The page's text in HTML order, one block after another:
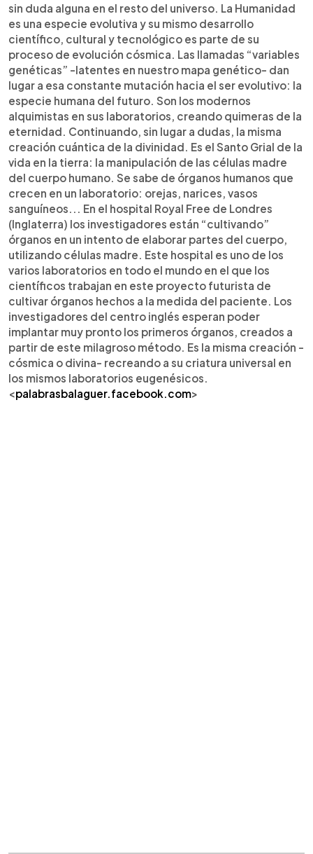
sin duda alguna en el resto del universo. La Humanidad
es una especie evolutiva y su mismo desarrollo
científico, cultural y tecnológico es parte de su
proceso de evolución cósmica. Las llamadas “variables
genéticas” -latentes en nuestro mapa genético- dan
lugar a esa constante mutación hacia el ser evolutivo: la
especie humana del futuro. Son los modernos
alquimistas en sus laboratorios, creando quimeras de la
eternidad. Continuando, sin lugar a dudas, la misma
creación cuántica de la divinidad. Es el Santo Grial de la
vida en la tierra: la manipulación de las células madre
del cuerpo humano. Se sabe de órganos humanos que
crecen en un laboratorio: orejas, narices, vasos
sanguíneos... En el hospital Royal Free de Londres
(Inglaterra) los investigadores están “cultivando”
órganos en un intento de elaborar partes del cuerpo,
utilizando células madre. Este hospital es uno de los
varios laboratorios en todo el mundo en el que los
científicos trabajan en este proyecto futurista de
cultivar órganos hechos a la medida del paciente. Los
investigadores del centro inglés esperan poder
implantar muy pronto los primeros órganos, creados a
partir de este milagroso método. Es la misma creación -
cósmica o divina- recreando a su criatura universal en
los mismos laboratorios eugenésicos.
<palabrasbalaguer.facebook.com>